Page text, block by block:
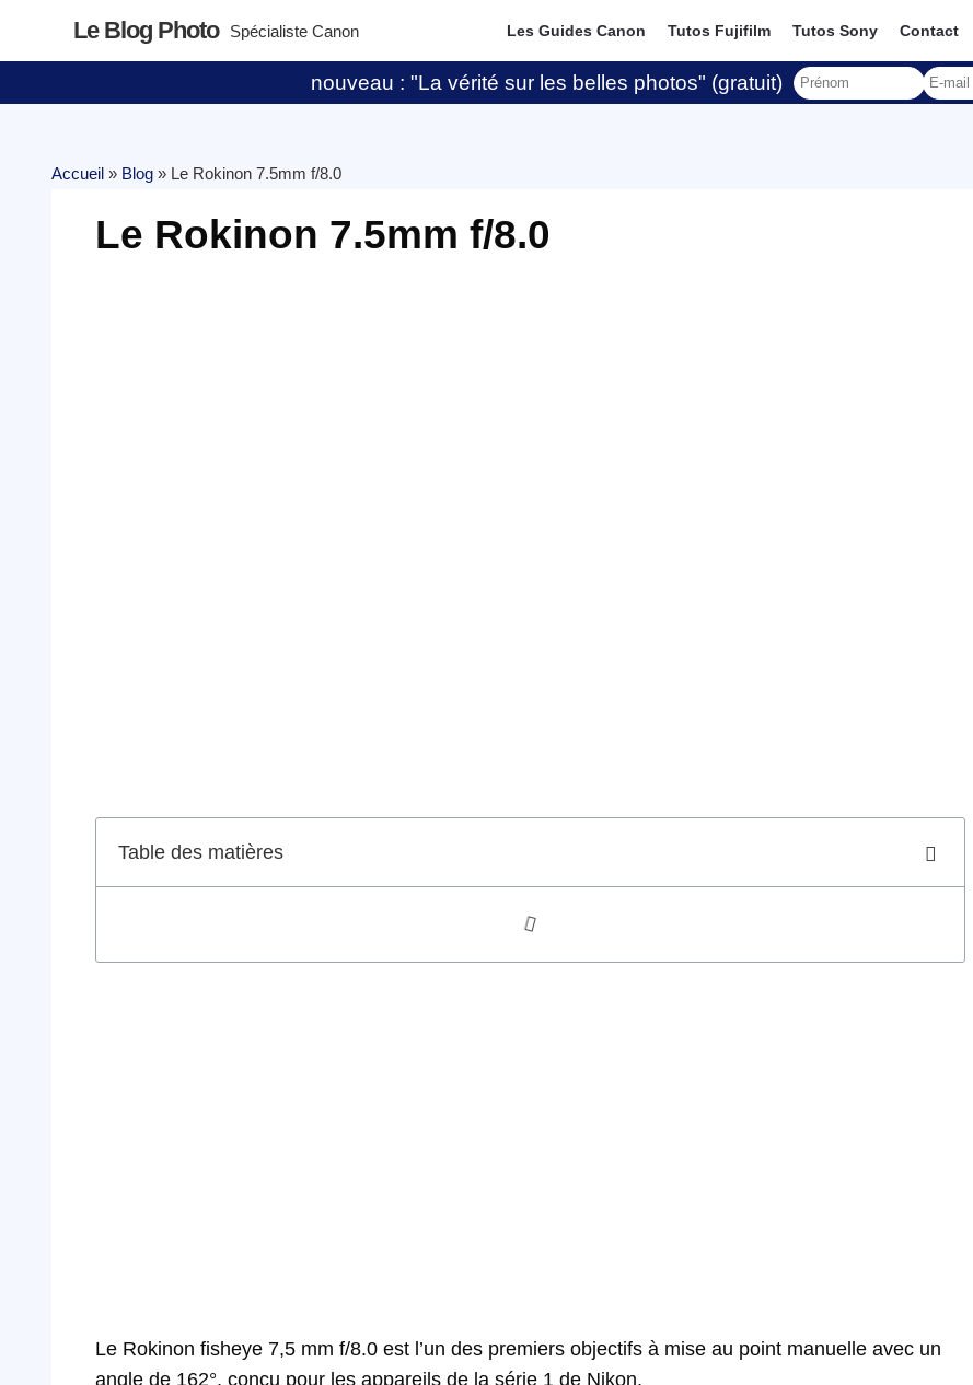
Le Blog Photo Spécialiste Canon Les Guides Canon Tutos Fujifilm Tutos Sony Contact
nouveau : "La vérité sur les belles photos" (gratuit)
Accueil » Blog » Le Rokinon 7.5mm f/8.0
Le Rokinon 7.5mm f/8.0
Table des matières
Le Rokinon fisheye 7,5 mm f/8.0 est l’un des premiers objectifs à mise au point manuelle avec un
angle de 162°, conçu pour les appareils de la série 1 de Nikon.